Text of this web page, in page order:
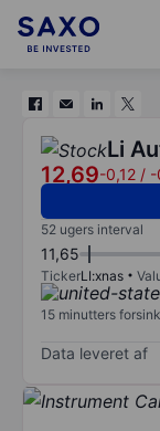
Li
12,69-0,12 / -
52 ugers interval
11,65
TickerLI:xnas
15 minutters
Data leveret af